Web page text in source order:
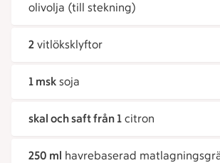
olivolja (till stekning)
2 vitlöksklyftor
1 msk soja
skal och saft från 1 citron
250 ml havrebaserad